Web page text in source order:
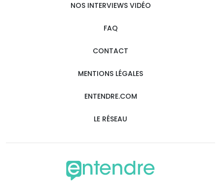
NOS INTERVIEWS VIDÉO
FAQ
CONTACT
MENTIONS LÉGALES
ENTENDRE.COM
LE RÉSEAU